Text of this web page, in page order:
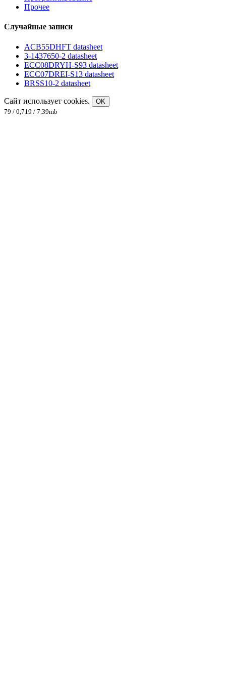
Прочее
Случайные записи
ACB55DHFT datasheet
3-1437650-2 datasheet
ECC08DRYH-S93 datasheet
ECC07DREI-S13 datasheet
BRSS10-2 datasheet
Сайт использует cookies.
OK
79 / 0,719 / 7.39mb